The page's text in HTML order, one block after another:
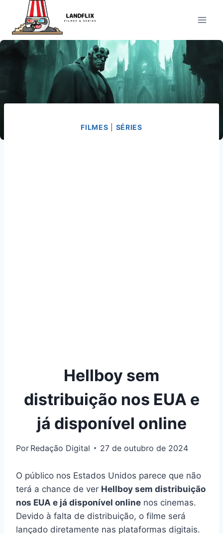
Conteúdo
FILMES SÉRIES
Hellboy sem
distribuição nos EUA e
já disponível online
Por Redação Digital 27 de outubro de 2024
O público nos Estados Unidos parece que não
terá a chance de ver Hellboy sem distribuição
nos EUA e já disponível online nos cinemas.
Devido à falta de distribuição, o filme será
lançado diretamente nas plataformas digitais.